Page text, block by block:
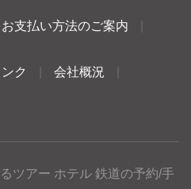
お支払い方法のご案内
ク 会社概況
ツアー ホテル 鉄道の予約/手